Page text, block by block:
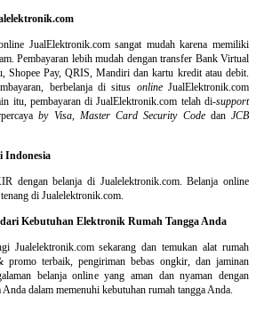
JualElektronik.com sangat mudah karena memiliki
Pembayaran lebih mudah dengan transfer Bank Virtual
Shopee Pay, QRIS, Mandiri dan kartu kredit atau debit.
berbelanja di situs onlineJualElektronik.com
itu, pembayaran di JualElektronik.com telah di-support
by Visa, Master Card Security Codedan JCB
Indonesia
dengan belanja di Jualelektronik.com. Belanja online
di Jualelektronik.com.
Kebutuhan Elektronik Rumah Tangga Anda
Jualelektronik.com sekarang dan temukan alat rumah
promo terbaik, pengiriman bebas ongkir, dan jaminan
belanja online yang aman dan nyaman dengan
dalam memenuhi kebutuhan rumah tangga Anda.